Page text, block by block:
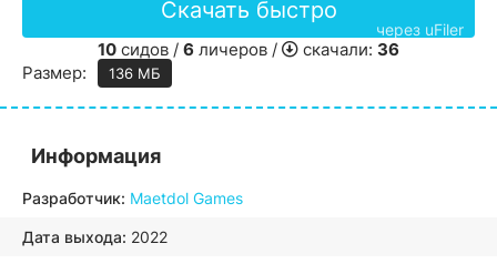
Скачать быстро
через uFiler
10 сидов / 6 личеров / скачали: 36
Размер:
136 МБ
Информация
Разработчик: Maetdol Games
Дата выхода: 2022